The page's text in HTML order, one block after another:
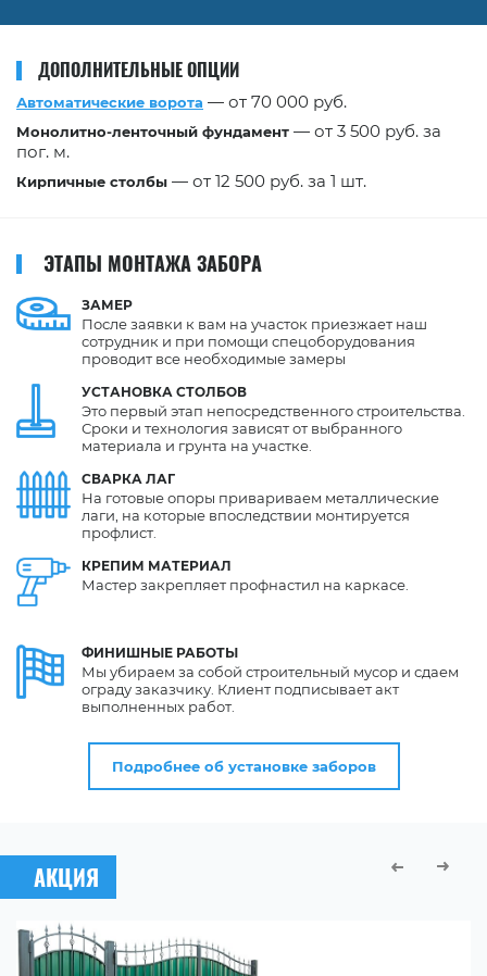
ДОПОЛНИТЕЛЬНЫЕ ОПЦИИ
Автоматические ворота — от 70 000 руб.
Монолитно-ленточный фундамент — от 3 500 руб. за
пог. м.
Кирпичные столбы — от 12 500 руб. за 1 шт.
ЭТАПЫ МОНТАЖА ЗАБОРА
ЗАМЕР
УСТАНОВКА СТОЛБОВ
СВАРКА ЛАГ
КРЕПИМ МАТЕРИАЛ
ФИНИШНЫЕ РАБОТЫ
После заявки к вам на участок приезжает наш
сотрудник и при помощи спецоборудования
проводит все необходимые замеры
Это первый этап непосредственного строительства.
Сроки и технология зависят от выбранного
материала и грунта на участке.
На готовые опоры привариваем металлические
лаги, на которые впоследствии монтируется
профлист.
Мастер закрепляет профнастил на каркасе.
Мы убираем за собой строительный мусор и сдаем
ограду заказчику. Клиент подписывает акт
выполненных работ.
Подробнее об установке заборов
АКЦИЯ